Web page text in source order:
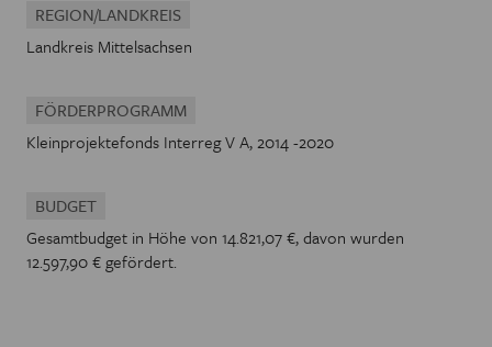
REGION/LANDKREIS
Landkreis Mittelsachsen
FÖRDERPROGRAMM
Kleinprojektefonds Interreg V A, 2014 -2020
BUDGET
Gesamtbudget in Höhe von 14.821,07 €, davon wurden
12.597,90 € gefördert.